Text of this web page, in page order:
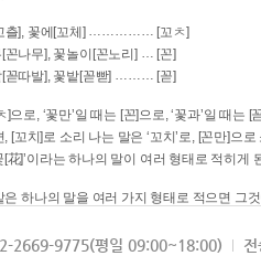
츨], 꽃에[꼬체] …………… [꼬ㅊ]
꼰나무], 꽃놀이[꼰노리] … [꼰]
꼳따발], 꽃밭[꼳빧] ……… [꼳]
]으로, ‘꽃만’일 때는 [꼰]으로, ‘꽃과’일 때
꼬치’로, [꼰만]으로 소리 나는 말은 ‘꼰만’으로, [꼳꽈]로 소리 나는 말
[花]’이라는 하나의 말이 여러 형태로 적히게
하나의 말을 여러 가지 형태로 적으면 그
악하는 데 효과적이다.
2669-9775(평일 09:00~18:00)